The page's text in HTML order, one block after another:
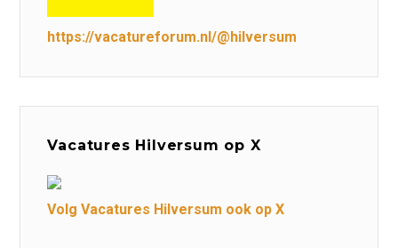
https://vacatureforum.nl/@hilversum
Vacatures Hilversum op X
Volg Vacatures Hilversum ook op X